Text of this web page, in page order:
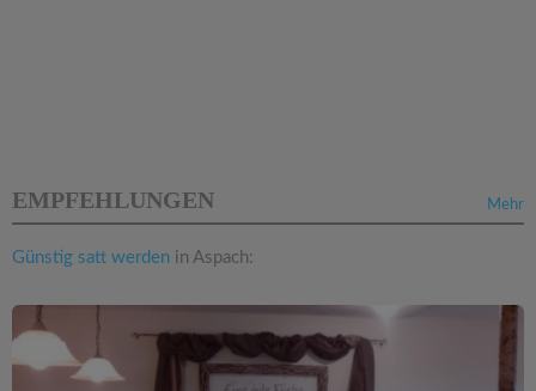
Mehr
EMPFEHLUNGEN
Günstig satt werden in Aspach: